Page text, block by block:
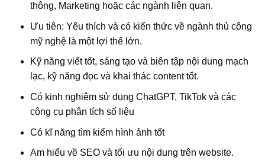
thông, Marketing hoặc các ngành liên quan.
Ưu tiên: Yêu thích và có kiến thức về ngành thủ công
mỹ nghệ là một lợi thế lớn.
Kỹ năng viết tốt, sáng tạo và biên tập nội dung mạch
lạc, kỹ năng đọc và khai thác content tốt.
Có kinh nghiệm sử dụng ChatGPT, TikTok và các
công cụ phân tích số liệu
Có kĩ năng tìm kiếm hình ảnh tốt
Am hiểu về SEO và tối ưu nội dung trên website.